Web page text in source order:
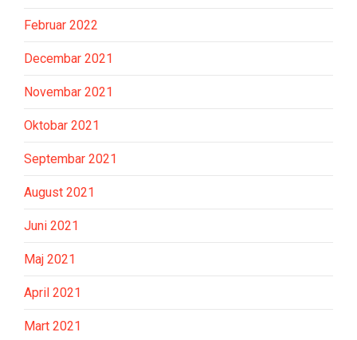
Februar 2022
Decembar 2021
Novembar 2021
Oktobar 2021
Septembar 2021
August 2021
Juni 2021
Maj 2021
April 2021
Mart 2021